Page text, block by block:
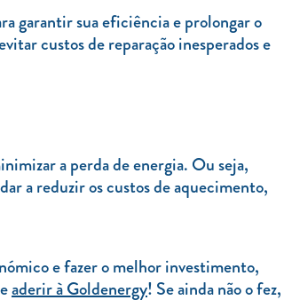
garantir sua eficiência e prolongar o
custos de reparação inesperados e
a perda de energia. Ou seja,
a reduzir os custos de aquecimento,
e fazer o melhor investimento,
aderir à Goldenergy! Se ainda não o fez,